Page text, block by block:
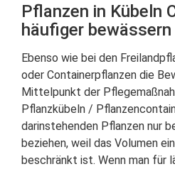
Pflanzen in Kübeln
häufiger bewässern
Ebenso wie bei den
oder Containerpflanzen die
Mittelpunkt der
Pflanzkübeln /
darinstehenden Pflanzen nur
beziehen, weil das Volumen
beschränkt ist. Wenn man für